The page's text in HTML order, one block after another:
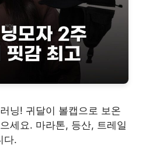
닝! 귀달이 볼캡으로 보온
세요. 마라톤, 등산, 트레일
다.